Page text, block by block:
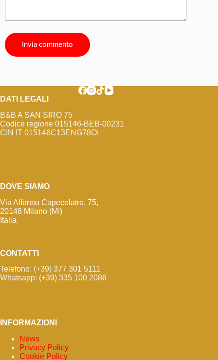
Invia commento
DATI LEGALI
B&B A SAN SIRO 75
Codice regione 015146-BEB-00231
CIN IT 015146C13ENG78OI
DOVE SIAMO
Via Alfonso Capecelatro, 75,
20148 Milano (MI)
Italia
CONTATTI
Telefono: (+39) 377 301 5111
Whatsapp: (+39) 335 100 2086
INFORMAZIONI
News
Privacy Policy
Cookie Policy